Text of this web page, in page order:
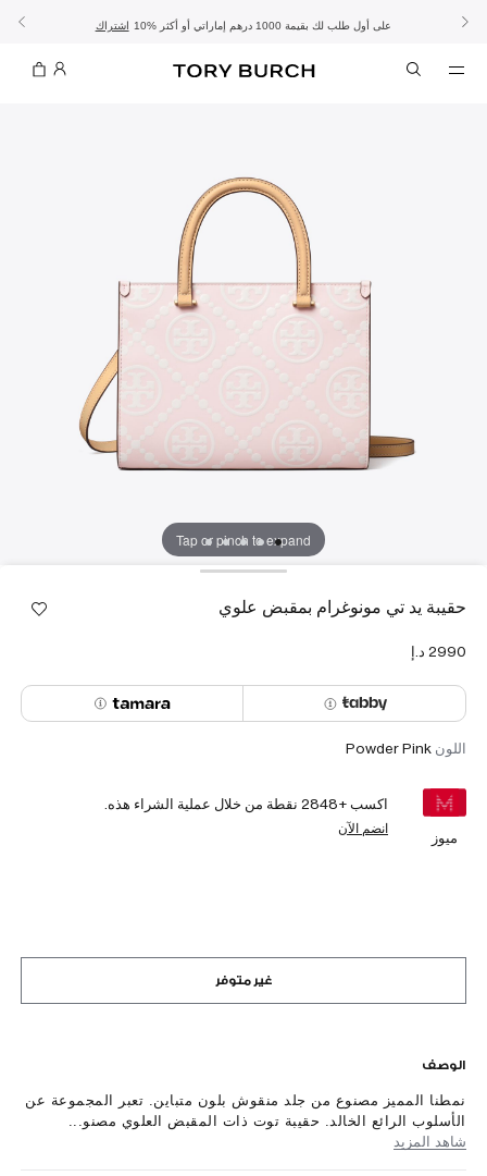
الموسم الجديد: إطلالات العملتسوّقي التشكيلة تشكيلة عيد الأضحىتسوقي اشتراك 10% على أول طلب لك بقيمة 1000 درهم إماراتي أو أكثر تفاصيل - الشحن المجاني تفاصيل - تسوق الآن واستلم في المتجر
Tap or pinch to expand
حقيبة يد تي مونوغرام بمقبض علوي
اللون Powder Pink
ميوز
اكسب +2848 نقطة من خلال عملية الشراء هذه.
انضم الآن
غير متوفر
الوصف
نمطنا المميز مصنوع من جلد منقوش بلون متباين. تعبر المجموعة عن
الأسلوب الرائع الخالد. حقيبة توت ذات المقبض العلوي مصنو...
شاهد المزيد